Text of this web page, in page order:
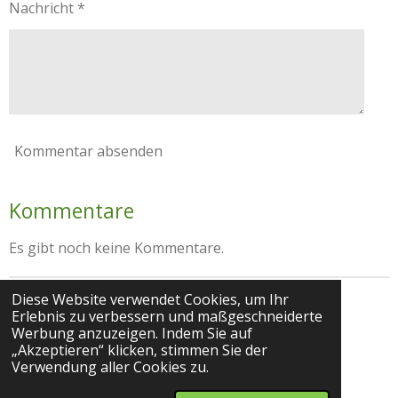
Diese Website verwendet Cookies, um Ihr
Erlebnis zu verbessern und maßgeschneiderte
Werbung anzuzeigen. Indem Sie auf
„Akzeptieren“ klicken, stimmen Sie der
Verwendung aller Cookies zu.
Nachricht *
Kommentar absenden
Kommentare
Es gibt noch keine Kommentare.
ImpressumDatenschutz
© 2025 Praxis für Gesundheitsmanagement und